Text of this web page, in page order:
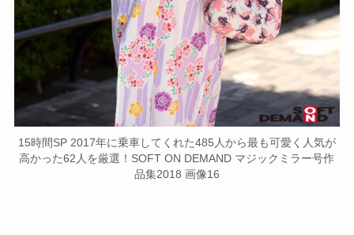
15時間SP 2017年に乗車してくれた485人から最も可愛く人気が
高かった62人を厳選！SOFT ON DEMAND マジックミラー号作
品集2018 画像16